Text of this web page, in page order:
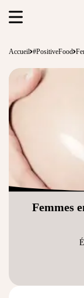
Accueil #PositiveFood
Femmes